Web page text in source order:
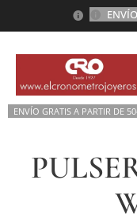
ENVÍO GRATIS A PARTIR DE